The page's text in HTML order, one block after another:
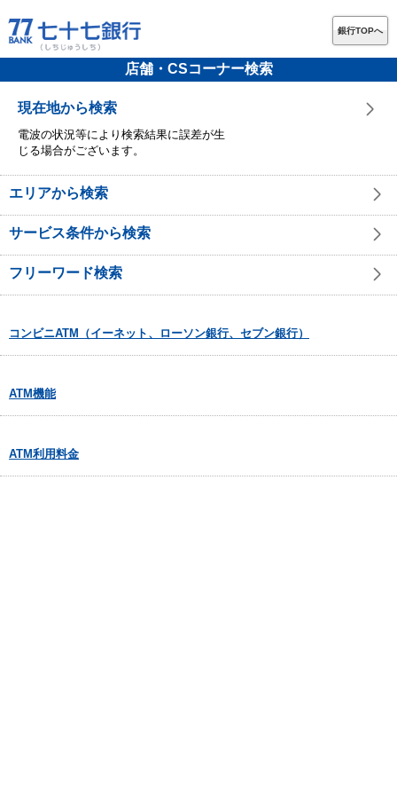
銀行TOPへ
店舗・CSコーナー検索
現在地から検索
電波の状況等により検索結果に誤差が生
じる場合がございます。
エリアから検索
サービス条件から検索
フリーワード検索
コンビニATM（イーネット、ローソン銀行、セブン銀行）
ATM機能
ATM利用料金